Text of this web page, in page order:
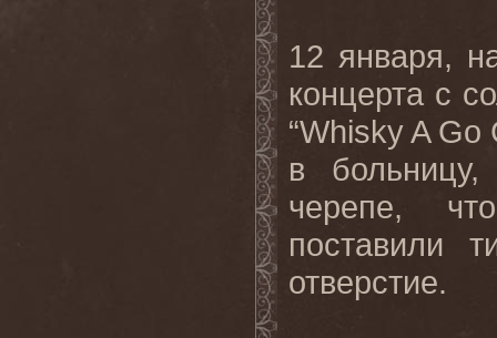
12 января,
концерта с
“WhiskyA Go
в
черепе,
поставили
отверстие.